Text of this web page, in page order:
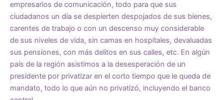
empresarios de comunicación, todo para que sus
ciudadanos un día se despierten despojados de sus bienes,
carentes de trabajo o con un descenso muy considerable
de sus niveles de vida, sin camas en hospitales, devaluadas
sus pensiones, con más delitos en sus calles, etc. En algún
país de la región asistimos a la desesperación de un
presidente por privatizar en el corto tiempo que le queda de
mandato, todo lo que aún no privatizó, incluyendo el banco